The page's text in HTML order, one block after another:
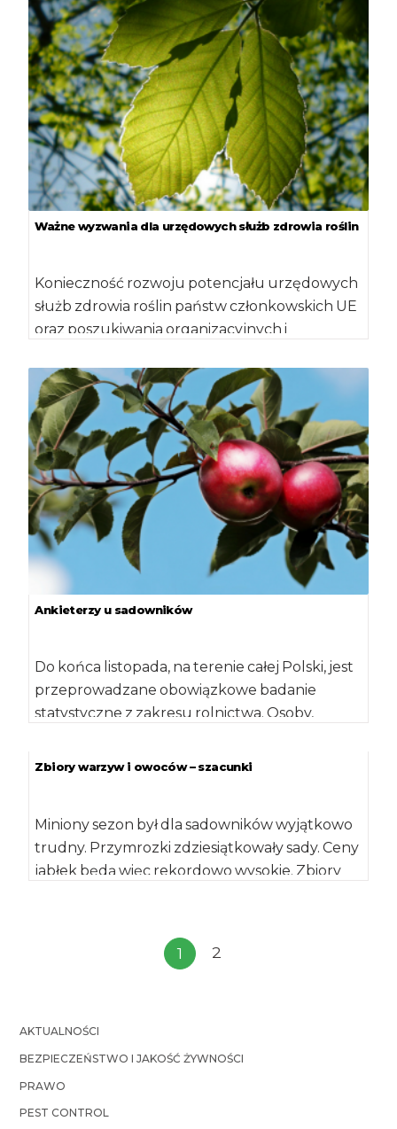
Ważne wyzwania dla urzędowych służb zdrowia roślin
Konieczność rozwoju potencjału urzędowych
służb zdrowia roślin państw członkowskich UE
oraz poszukiwania organizacyjnych i
przygotowania się […]
Ankieterzy u sadowników
Do końca listopada, na terenie całej Polski, jest
przeprowadzane obowiązkowe badanie
statystyczne z zakresu rolnictwa. Osoby,
Zbiory warzyw i owoców – szacunki
Miniony sezon był dla sadowników wyjątkowo
trudny. Przymrozki zdziesiątkowały sady. Ceny
jabłek będą więc rekordowo wysokie. Zbiory
1 2
AKTUALNOŚCI
BEZPIECZEŃSTWO I JAKOŚĆ ŻYWNOŚCI
PRAWO
PEST CONTROL